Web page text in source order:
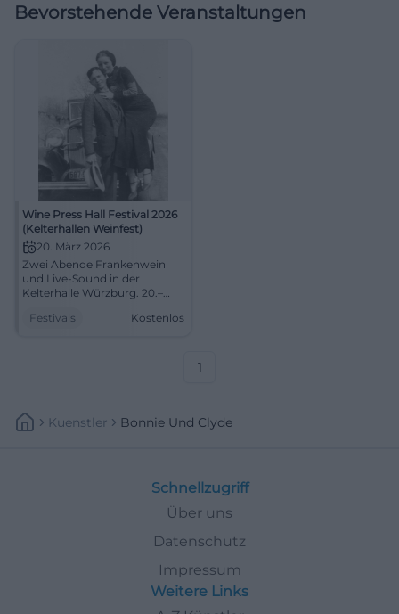
Bevorstehende Veranstaltungen
Wine Press Hall Festival 2026
(Kelterhallen Weinfest)
20. März 2026
Zwei Abende Frankenwein
und Live-Sound in der
Kelterhalle Würzburg. 20.–
frei. Indoor-Atmosphäre,
Festivals Kostenlos
1
Kuenstler Bonnie Und Clyde
Schnellzugriff
Über uns
Datenschutz
Impressum
Weitere Links